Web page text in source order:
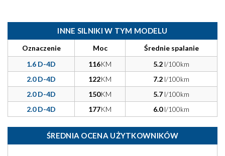
INNE SILNIKI W TYM MODELU
Oznaczenie Moc
Średnie spalanie
1.6 D-4D
116KM 5.2 l/100km
2.0 D-4D
122KM 7.2 l/100km
2.0 D-4D
150KM 5.7 l/100km
2.0 D-4D
177KM 6.0l/100km
ŚREDNIA OCENA UŻYTKOWNIKÓW